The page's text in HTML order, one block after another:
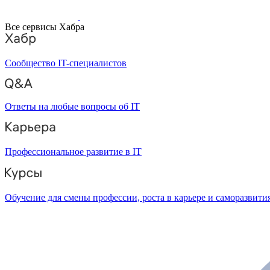
Все сервисы Хабра
Сообщество IT-специалистов
Ответы на любые вопросы об IT
Профессиональное развитие в IT
Обучение для смены профессии, роста в карьере и